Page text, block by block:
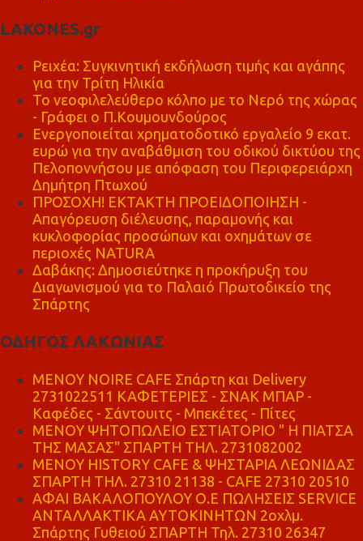
LAKONES.gr
Ρειχέα: Συγκινητική εκδήλωση τιμής και αγάπης
για την Τρίτη Ηλικία
Το νεοφιλελεύθερο κόλπο με το Νερό της χώρας
- Γράφει ο Π.Κουμουνδούρος
Ενεργοποιείται χρηματοδοτικό εργαλείο 9 εκατ.
ευρώ για την αναβάθμιση του οδικού δικτύου της
Πελοποννήσου με απόφαση του Περιφερειάρχη
Δημήτρη Πτωχού
ΠΡΟΣΟΧΗ! ΕΚΤΑΚΤΗ ΠΡΟΕΙΔΟΠΟΙΗΣΗ -
Απαγόρευση διέλευσης, παραμονής και
κυκλοφορίας προσώπων και οχημάτων σε
περιοχές NATURA
Δαβάκης: Δημοσιεύτηκε η προκήρυξη του
Διαγωνισμού για το Παλαιό Πρωτοδικείο της
Σπάρτης
ΟΔΗΓΟΣ ΛΑΚΩΝΙΑΣ
MENOY NOIRE CAFE Σπάρτη και Delivery
2731022511 ΚΑΦΕΤΕΡΙΕΣ - ΣΝΑΚ ΜΠΑΡ -
Καφέδες - Σάντουιτς - Μπεκέτες - Πίτες
ΜΕΝΟΥ ΨΗΤΟΠΩΛΕΙΟ ΕΣΤΙΑΤΟΡΙΟ " Η ΠΙΑΤΣΑ
ΤΗΣ ΜΑΣΑΣ" ΣΠΑΡΤΗ ΤΗΛ. 2731082002
ΜΕΝΟΥ HISTORY CAFE & ΨΗΣΤΑΡΙΑ ΛΕΩΝΙΔΑΣ
ΣΠΑΡΤΗ ΤΗΛ. 27310 21138 - CAFE 27310 20510
ΑΦΑΙ ΒΑΚΑΛΟΠΟΥΛΟΥ Ο.Ε ΠΩΛΗΣΕΙΣ SERVICE
ΑΝΤΑΛΛΑΚΤΙΚΑ ΑΥΤΟΚΙΝΗΤΩΝ 2οχλμ.
Σπάρτης Γυθειού ΣΠΑΡΤΗ Τηλ. 27310 26347